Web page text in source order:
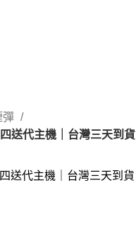
彈
送代主機｜台灣三天到貨
送代主機｜台灣三天到貨